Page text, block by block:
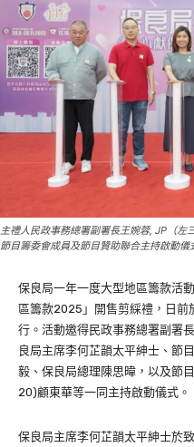
主禮人民政事務總署副署長王婉蓉, JP（左
節目籌委會成員及節目贊助聯合主持啟動儀
保良局一年一度大型地區籌款活
區籌款2025」開售剪綵禮，日前
行。活動邀得民政事務總署副署
良局主席李何芷韻太平紳士、節
毅、保良局總理陳思暐，以及節
20)顧東華等一同主持啟動儀式。
保良局主席李何芷韻太平紳士於